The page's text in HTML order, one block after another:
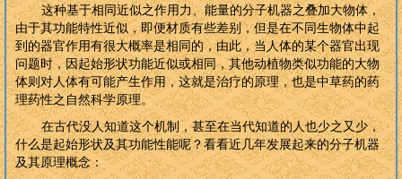
这种基于相同近似之作用力、能量的分子机器之叠加大物体，
由于其功能特性近似，即便材质有些差别，但是在不同生物体中起
到的器官作用有很大概率是相同的，由此，当人体的某个器官出现
问题时，因起始形状功能近似或相同，其他动植物类似功能的大物
体则对人体有可能产生作用，这就是治疗的原理，也是中草药的药
理药性之自然科学原理。
在古代没人知道这个机制，甚至在当代知道的人也少之又少，
什么是起始形状及其功能性能呢？看看近几年发展起来的分子机器
及其原理概念：